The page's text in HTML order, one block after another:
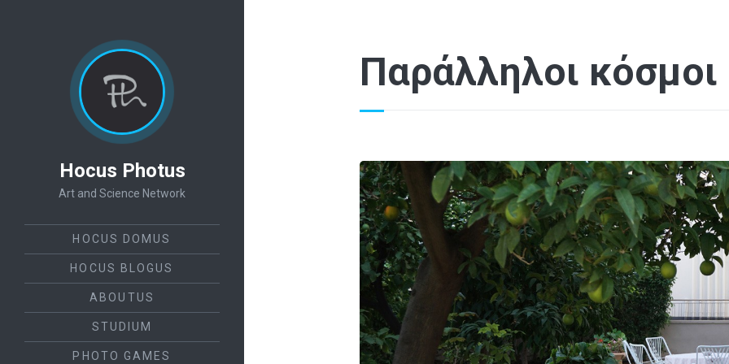
Hocus Photus
Art and Science Network
HOCUS DOMUS
HOCUS BLOGUS
ABOUTUS
STUDIUM
PHOTO GAMES
Παράλληλοι κόσμοι